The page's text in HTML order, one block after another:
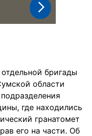
бригады
области
где находились
гранатомет
его на части. Об